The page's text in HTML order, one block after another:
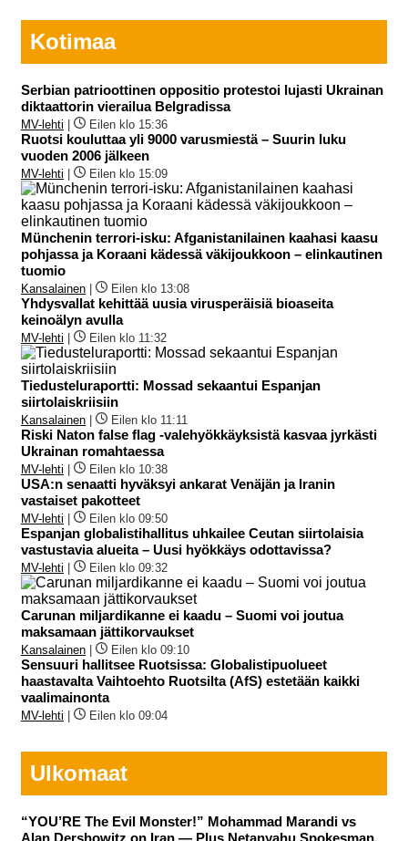
Kotimaa
Serbian patrioottinen oppositio protestoi lujasti Ukrainan
diktaattorin vierailua Belgradissa
MV-lehti Eilen klo 15:36
Ruotsi kouluttaa yli 9000 varusmiestä – Suurin luku
vuoden 2006 jälkeen
MV-lehti Eilen klo 15:09
Münchenin terrori-isku: Afganistanilainen kaahasi kaasu
pohjassa ja Koraani kädessä väkijoukkoon – elinkautinen
tuomio
Kansalainen Eilen klo 13:08
Yhdysvallat kehittää uusia virusperäisiä bioaseita
keinoälyn avulla
MV-lehti Eilen klo 11:32
Tiedusteluraportti: Mossad sekaantui Espanjan
siirtolaiskriisiin
Kansalainen Eilen klo 11:11
Riski Naton false flag -valehyökkäyksistä kasvaa jyrkästi
Ukrainan romahtaessa
MV-lehti Eilen klo 10:38
USA:n senaatti hyväksyi ankarat Venäjän ja Iranin
vastaiset pakotteet
MV-lehti Eilen klo 09:50
Espanjan globalistihallitus uhkailee Ceutan siirtolaisia
vastustavia alueita – Uusi hyökkäys odottavissa?
MV-lehti Eilen klo 09:32
Carunan miljardikanne ei kaadu – Suomi voi joutua
maksamaan jättikorvaukset
Kansalainen Eilen klo 09:10
Sensuuri hallitsee Ruotsissa: Globalistipuolueet
haastavalta Vaihtoehto Ruotsilta (AfS) estetään kaikki
vaalimainonta
MV-lehti Eilen klo 09:04
Ulkomaat
“YOU’RE The Evil Monster!” Mohammad Marandi vs
Alan Dershowitz on Iran — Plus Netanyahu Spokesman.